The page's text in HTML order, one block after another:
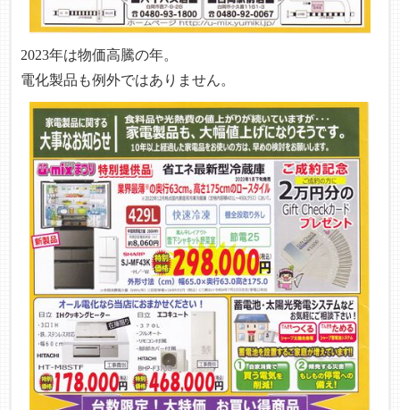
2023年は物価高騰の年。
電化製品も例外ではありません。